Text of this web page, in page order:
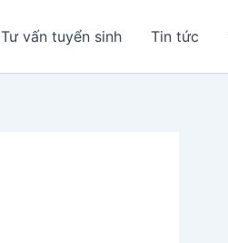
Tư vấn tuyển sinh Tin tức